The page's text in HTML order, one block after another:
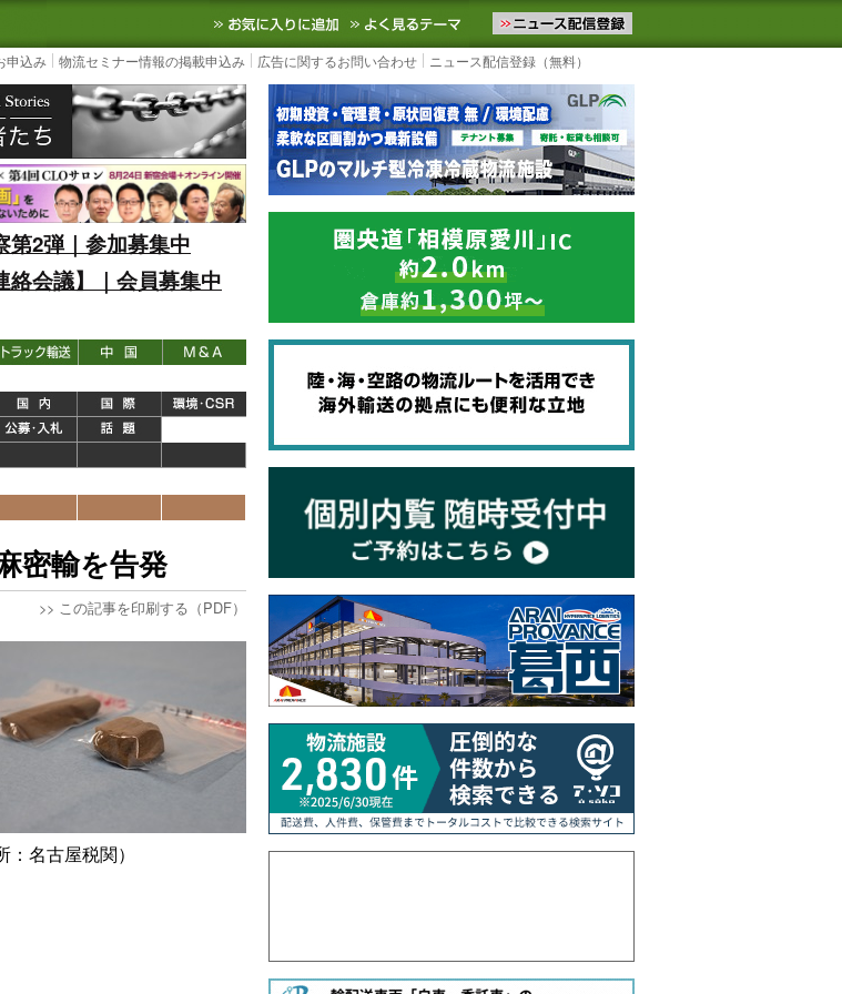
ニュースサイト
3PL, SCMなど国内外の最新の物流ニュースをお届けします。物流ニュースメール配信を登録す
お気に入りに追加 よく見るテーマ
申込み 物流セミナー情報の掲載申込み 広告に関するお問い合わせ ニュース配信登録（無料）
第2弾｜参加募集中
絡会議】｜会員募集中
密輸を告発
>> この記事を印刷する（PDF）
：名古屋税関）